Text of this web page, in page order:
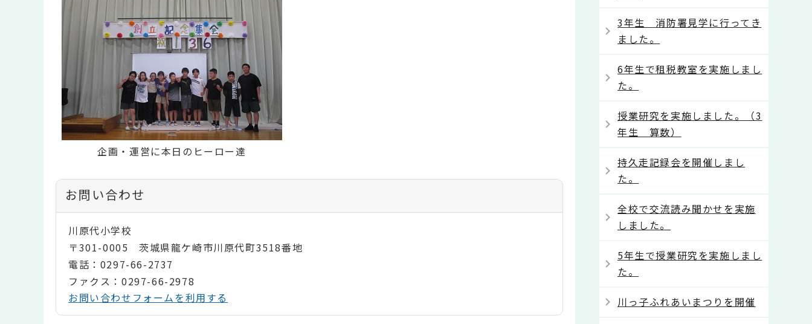
企画・運営に本日のヒーロー達
お問い合わせ
川原代小学校
〒301-0005 茨城県龍ケ崎市川原代町3518番地
電話：0297-66-2737
ファクス：0297-66-2978
お問い合わせフォームを利用する
3年生 消防署見学に行ってき
ました。
6年生で租税教室を実施しまし
た。
授業研究を実施しました。（3
年生 算数）
持久走記録会を開催しまし
た。
全校で交流読み聞かせを実施
しました。
5年生で授業研究を実施しまし
た。
川っ子ふれあいまつりを開催